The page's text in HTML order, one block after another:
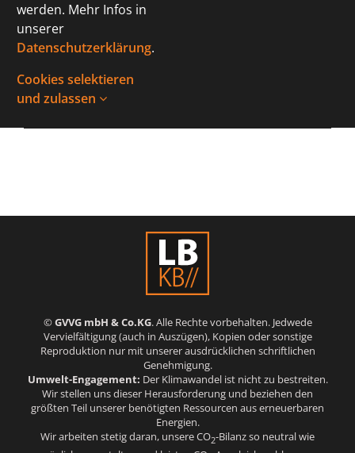
Der Autor hat bisher keine
Details angegeben.
Blog Beiträge geschrieben.
©GVVG mbH & Co.KG. Alle Rechte vorbehalten. Jedwede
Vervielfältigung (auch in Auszügen), Kopien oder sonstige
Reproduktion nur mit unserer ausdrücklichen schriftlichen
Genehmigung.
Umwelt-Engagement: Der Klimawandel ist nicht zu bestreiten.
Wir stellen uns dieser Herausforderung und beziehen den
größten Teil unserer benötigten Ressourcen aus erneuerbaren
Energien.
Wir arbeiten stetig daran, unsere CO2-Bilanz so neutral wie
werden. Mehr Infos in
unserer
Datenschutzerklärung.
Cookies selektieren
und zulassen